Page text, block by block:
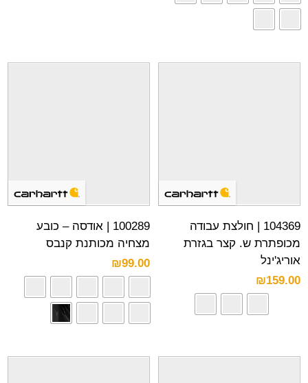
104369 | חולצת עבודה
מכופתרת ש. קצר בגזרת
אוריג'ינל
₪159.00
100289 | אודסה – כובע
מצחיה מכותנת קנבס
₪99.00